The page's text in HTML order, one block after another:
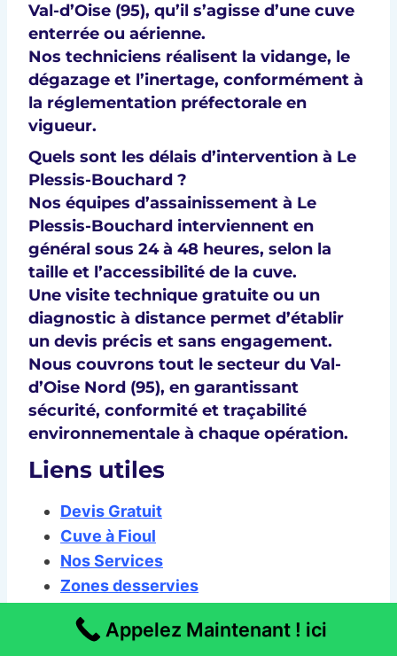
Val-d’Oise (95), qu’il s’agisse d’une cuve
enterrée ou aérienne.
Nos techniciens réalisent la vidange, le
dégazage et l’inertage, conformément à
la réglementation préfectorale en
vigueur.
Quels sont les délais d’intervention à Le
Plessis-Bouchard ?
Nos équipes d’assainissement à Le
Plessis-Bouchard interviennent en
général sous 24 à 48 heures, selon la
taille et l’accessibilité de la cuve.
Une visite technique gratuite ou un
diagnostic à distance permet d’établir
un devis précis et sans engagement.
Nous couvrons tout le secteur du Val-
d’Oise Nord (95), en garantissant
sécurité, conformité et traçabilité
environnementale à chaque opération.
Liens utiles
Devis Gratuit
Cuve à Fioul
Nos Services
Zones desservies
Rénov’Appelez Maintenant ! ici